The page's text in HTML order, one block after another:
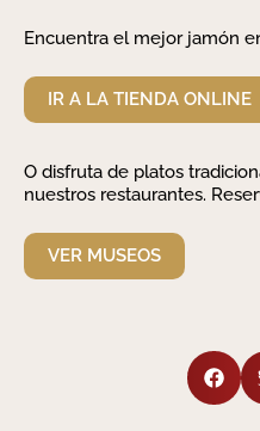
Encuentra el mejor jamón
IR A LA TIENDA ONLINE
O disfruta de platos
nuestros restaurantes.
VER MUSEOS